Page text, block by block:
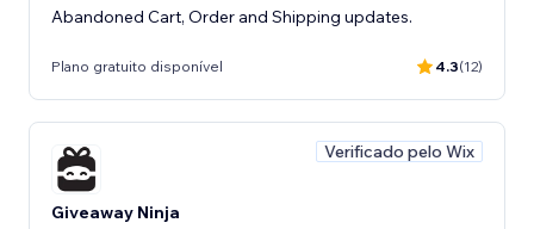
Abandoned Cart, Order and Shipping updates.
Plano gratuito disponível 4.3(12)
Verificado pelo Wix
Giveaway Ninja